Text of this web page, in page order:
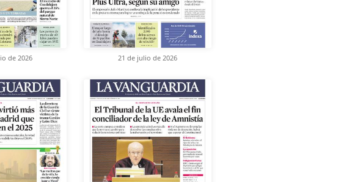
de 2026 21 de julio de 2026